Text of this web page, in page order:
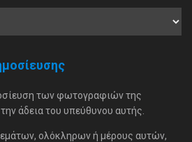
των φωτογραφιών της
άδεια του υπεύθυνου αυτής.
ολόκληρων ή μέρους αυτών,